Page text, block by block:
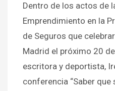
Dentro de los actos de
Emprendimiento en la
de Seguros que
Madrid el próximo 20
escritora y deportista,
conferencia “Saber que